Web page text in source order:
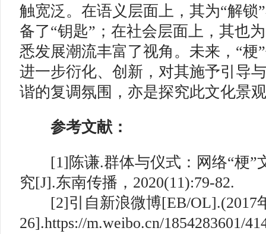
触宽泛。在语义层面上，其为“解锁
备了“钥匙”；在社会层面上，其也
悉发展潮流丰富了视角。未来，“梗
进一步衍化、创新，对其施予引导
谐的复调氛围，亦是探究此文化景
参考文献：
[1]陈谦.群体与仪式：网络“梗”
究[J].东南传播，2020(11):79-82.
[2]引自新浪微博[EB/OL].(2017
26].https://m.weibo.cn/1854283601/